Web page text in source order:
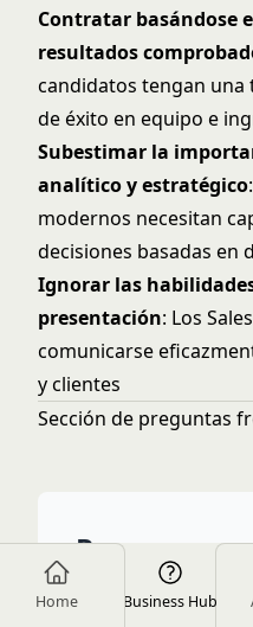
Home Business Hub
Contratar basándose
resultados
candidatos tengan
de éxito en equipo e
Subestimar la
analítico y estratégico
modernos necesitan
decisiones basadas en
Ignorar las
presentación: Los
comunicarse
y clientes
Sección de preguntas
Para